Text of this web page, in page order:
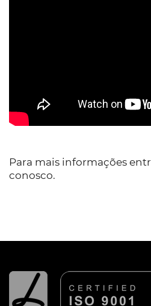
Para mais informações
conosco.